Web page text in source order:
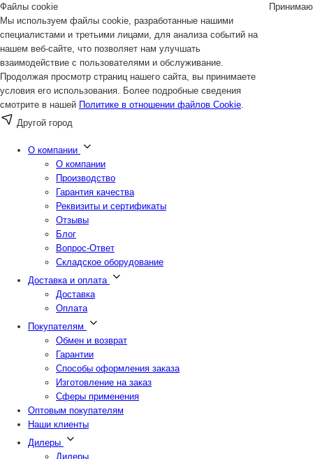
Файлы cookie
Мы используем файлы cookie, разработанные нашими
специалистами и третьими лицами, для анализа событий на
нашем веб-сайте, что позволяет нам улучшать
взаимодействие с пользователями и обслуживание.
Продолжая просмотр страниц нашего сайта, вы принимаете
условия его использования. Более подробные сведения
смотрите в нашей Политике в отношении файлов Cookie.
Принимаю
Другой город
О компании
О компании
Производство
Гарантия качества
Реквизиты и сертификаты
Отзывы
Блог
Вопрос-Ответ
Складское оборудование
Доставка и оплата
Доставка
Оплата
Покупателям
Обмен и возврат
Гарантии
Способы оформления заказа
Изготовление на заказ
Сферы применения
Оптовым покупателям
Наши клиенты
Дилеры
Дилеры